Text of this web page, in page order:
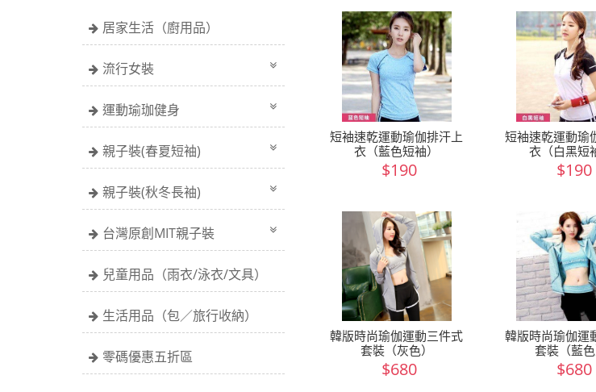
居家生活（廚用品）
流行女裝
運動瑜珈健身
親子裝(春夏短袖)
親子裝(秋冬長袖)
台灣原創MIT親子裝
兒童用品（雨衣/泳衣/文具）
生活用品（包／旅行收納）
零碼優惠五折區
短袖速乾運動瑜伽排汗上
衣（藍色短袖）
$190
短袖速乾運動瑜
衣（白黑短
$190
韓版時尚瑜伽運動三件式
套裝（灰色）
$680
韓版時尚瑜伽運
套裝（藍色
$680